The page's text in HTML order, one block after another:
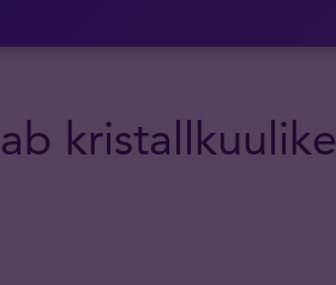
kristallkuulike